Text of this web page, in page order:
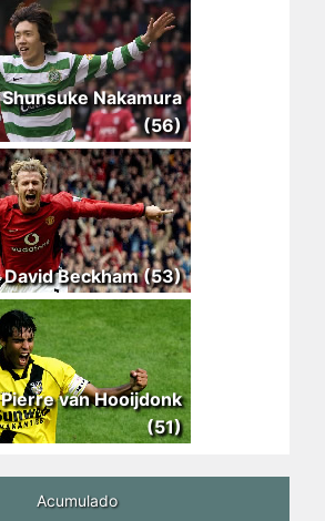
Shunsuke Nakamura
(56)
David Beckham (53)
Pierre van Hooijdonk
(51)
Acumulado